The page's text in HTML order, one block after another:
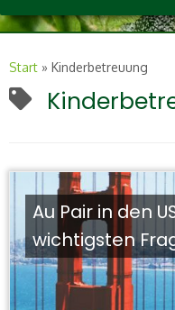
Start » Kinderbetreuung
Au Pair in den
wichtigsten